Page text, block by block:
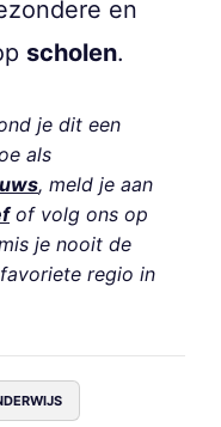
en
scholen.
je dit een
als
, meld je aan
of volg ons op
je nooit de
regio in